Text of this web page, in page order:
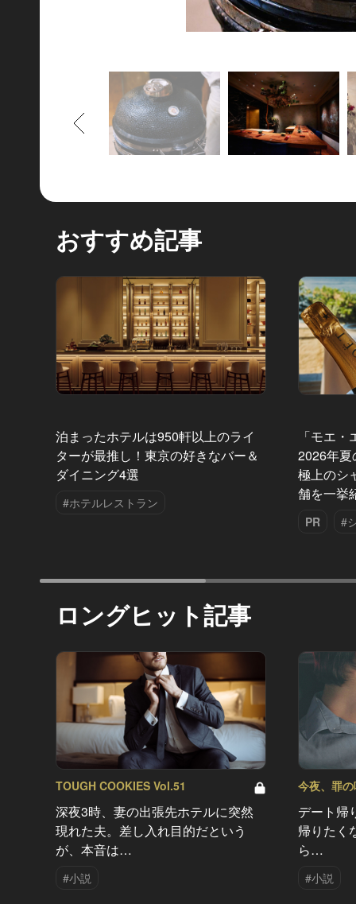
もどる
おすすめ記事
泊まったホテルは950軒以上のライ
ターが最推し！東京の好きなバー＆
ダイニング4選
#ホテルレストラン
「モエ
2026年夏
極上のシ
舗を一挙
PR #
ロングヒット記事
TOUGH COOKIES Vol.51
深夜3時、妻の出張先ホテルに突然
現れた夫。差し入れ目的だという
が、本音は…
#小説
今夜、罪
デート帰
帰りたく
ら…
#小説